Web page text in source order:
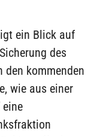
ein Blick auf
des
kommenden
wie aus einer